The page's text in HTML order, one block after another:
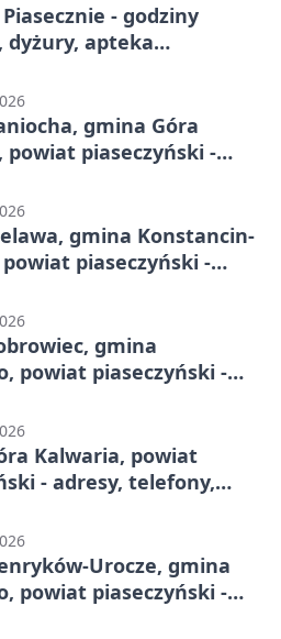
- godziny
dyżury, apteka
gmina Góra
powiat piaseczyński -
gmina Konstancin-
powiat piaseczyński -
gmina
powiat piaseczyński -
Kalwaria, powiat
- adresy, telefony,
Urocze, gmina
powiat piaseczyński -